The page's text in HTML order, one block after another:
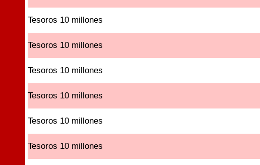
Tesoros 10 millones
Tesoros 10 millones
Tesoros 10 millones
Tesoros 10 millones
Tesoros 10 millones
Tesoros 10 millones